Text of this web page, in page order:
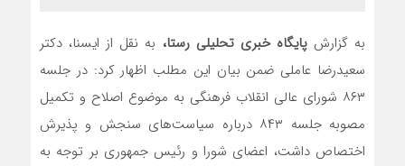
به گزارش پایگاه خبری تحلیلی رستا، به نقل از ایسنا، دکتر
سعیدرضا عاملی ضمن بیان این مطلب اظهار کرد: در جلسه
۸۶۳ شورای عالی انقلاب فرهنگی به موضوع اصلاح و تکمیل
مصوبه جلسه ۸۴۳ درباره سیاست‌های سنجش و پذیرش
اختصاص داشت، اعضای شورا و رئیس جمهوری بر توجه به